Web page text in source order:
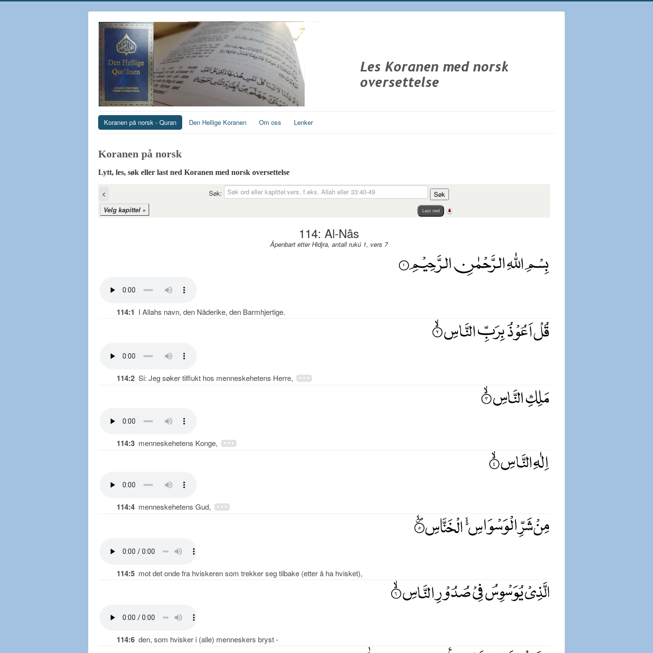
Koranen på norsk - Quran Den Hellige Koranen Om oss Lenker
Koranen på norsk‎
Lytt, les, søk eller last ned Koranen med norsk oversettelse
< Søk:
Søk
Velg kapittel »
Last ned
114: Al-Nâs
Åpenbart etter Hidjra, antall rukú 1, vers 7
114:1 I Allahs navn, den Nåderike, den Barmhjertige.
114:2 Si: Jeg søker tilflukt hos menneskehetens Herre,
114:3 menneskehetens Konge,
114:4 menneskehetens Gud,
114:5 mot det onde fra hviskeren som trekker seg tilbake (etter å ha hvisket),
114:6 den, som hvisker i (alle) menneskers bryst -